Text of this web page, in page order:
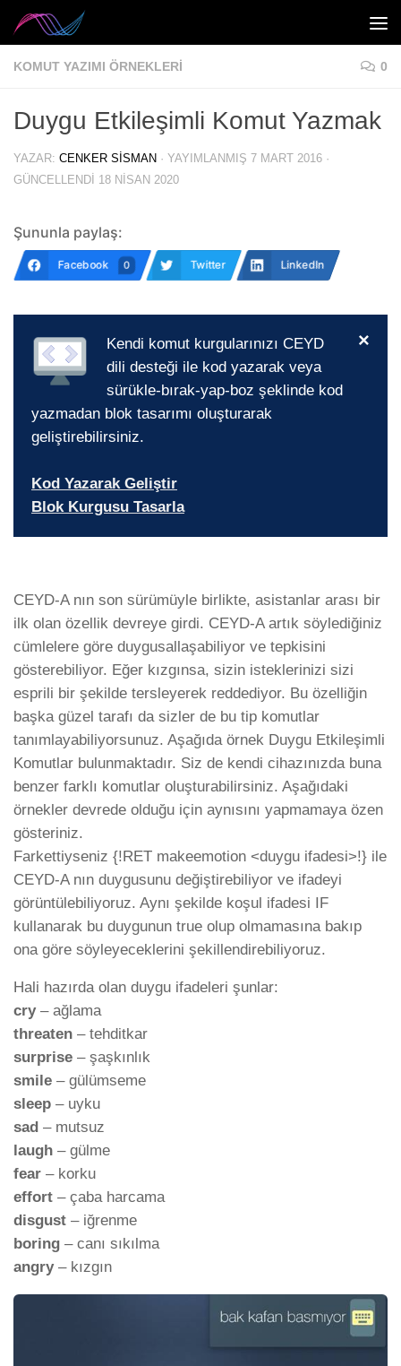
Skip to content
KOMUT YAZIMI ÖRNEKLERI 0
Duygu Etkileşimli Komut Yazmak
YAZAR: CENKER SISMAN · YAYIMLANMIŞ 7 MART 2016 ·
GÜNCELLENDI 18 NISAN 2020
Şununla paylaş:
Facebook 0 Twitter LinkedIn
×
Kendi komut kurgularınızı CEYD
dili desteği ile kod yazarak veya
sürükle-bırak-yap-boz şeklinde kod
yazmadan blok tasarımı oluşturarak
geliştirebilirsiniz.
Kod Yazarak Geliştir
Blok Kurgusu Tasarla
CEYD-A nın son sürümüyle birlikte, asistanlar arası bir
ilk olan özellik devreye girdi. CEYD-A artık söylediğiniz
cümlelere göre duygusallaşabiliyor ve tepkisini
gösterebiliyor. Eğer kızgınsa, sizin isteklerinizi sizi
esprili bir şekilde tersleyerek reddediyor. Bu özelliğin
başka güzel tarafı da sizler de bu tip komutlar
tanımlayabiliyorsunuz. Aşağıda örnek Duygu Etkileşimli
Komutlar bulunmaktadır. Siz de kendi cihazınızda buna
benzer farklı komutlar oluşturabilirsiniz. Aşağıdaki
örnekler devrede olduğu için aynısını yapmamaya özen
gösteriniz.
Farkettiyseniz {!RET makeemotion <duygu ifadesi>!} ile
CEYD-A nın duygusunu değiştirebiliyor ve ifadeyi
görüntülebiliyoruz. Aynı şekilde koşul ifadesi IF
kullanarak bu duygunun true olup olmamasına bakıp
ona göre söyleyeceklerini şekillendirebiliyoruz.
Hali hazırda olan duygu ifadeleri şunlar:
cry– ağlama
threaten – tehditkar
surprise – şaşkınlık
smile – gülümseme
sleep – uyku
sad – mutsuz
laugh – gülme
fear – korku
effort – çaba harcama
disgust – iğrenme
boring – canı sıkılma
angry– kızgın